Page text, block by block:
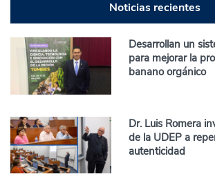
Noticias recientes
Desarrollan un
para mejorar la
banano orgánico
Dr. Luis Romera
de la UDEP a
autenticidad